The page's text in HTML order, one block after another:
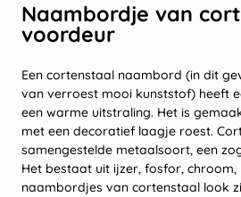
Naambordje van
voordeur
Een cortenstaal naambord (in dit
van verroest mooi kunststof) heeft
een warme uitstraling. Het is
met een decoratief laagje roest.
samengestelde metaalsoort, een
Het bestaat uit ijzer, fosfor, chroom,
naambordjes van cortenstaal look